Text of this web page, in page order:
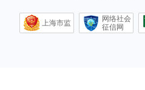
上海市监
网络社会
征信网